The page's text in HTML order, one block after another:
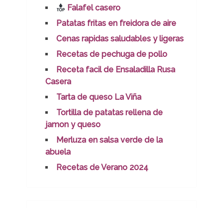
Falafel casero
Patatas fritas en freidora de aire
Cenas rapidas saludables y ligeras
Recetas de pechuga de pollo
Receta facil de Ensaladilla Rusa
Casera
Tarta de queso La Viña
Tortilla de patatas rellena de
jamon y queso
Merluza en salsa verde de la
abuela
Recetas de Verano 2024